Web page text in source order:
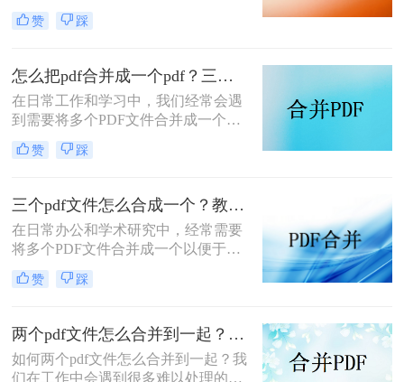
作效率和节省纸张。那么PDF发票如
何合并打印呢？以下将介绍三种合并
轻松应对这一需求。
赞 踩
怎么把pdf合并成一个pdf？三种方法教你快速合并pdf！
在日常工作和学习中，我们经常会遇
到需要将多个PDF文件合并成一个文
件的需求。无论是为了整理资料、简
化分享流程，还是为了更方便地阅读
的功能。那么怎么把pdf合并成一个
pdf呢？以下将详细介绍几种常用的
PDF合并方法，帮助您轻松实现这一
目标。
赞 踩
三个pdf文件怎么合成一个？教你4种大家都在用方法！
在日常办公和学术研究中，经常需要
将多个PDF文件合并成一个以便于管
理和分享。那么三个pdf文件怎么合成
一个呢？本文将介绍四种将三个PDF
赞 踩
两个pdf文件怎么合并到一起？大家来试试这3种方法吧！
如何两个pdf文件怎么合并到一起？我
们在工作中会遇到很多难以处理的文